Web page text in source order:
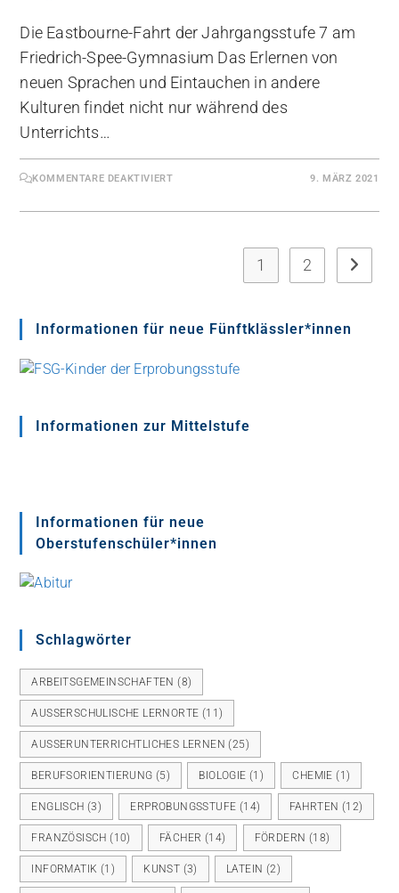
Die Eastbourne-Fahrt der Jahrgangsstufe 7 am
Friedrich-Spee-Gymnasium Das Erlernen von
neuen Sprachen und Eintauchen in andere
Kulturen findet nicht nur während des
Unterrichts…
KOMMENTARE DEAKTIVIERT 9. MÄRZ 2021
1 2
Informationen für neue Fünftklässler*innen
Informationen zur Mittelstufe
Informationen für neue
Oberstufenschüler*innen
Schlagwörter
ARBEITSGEMEINSCHAFTEN (8)
AUSSERSCHULISCHE LERNORTE (11)
AUSSERUNTERRICHTLICHES LERNEN (25)
BERUFSORIENTIERUNG (5) BIOLOGIE (1) CHEMIE (1)
ENGLISCH (3) ERPROBUNGSSTUFE (14) FAHRTEN (12)
FRANZÖSISCH (10) FÄCHER (14) FÖRDERN (18)
INFORMATIK (1) KUNST (3) LATEIN (2)